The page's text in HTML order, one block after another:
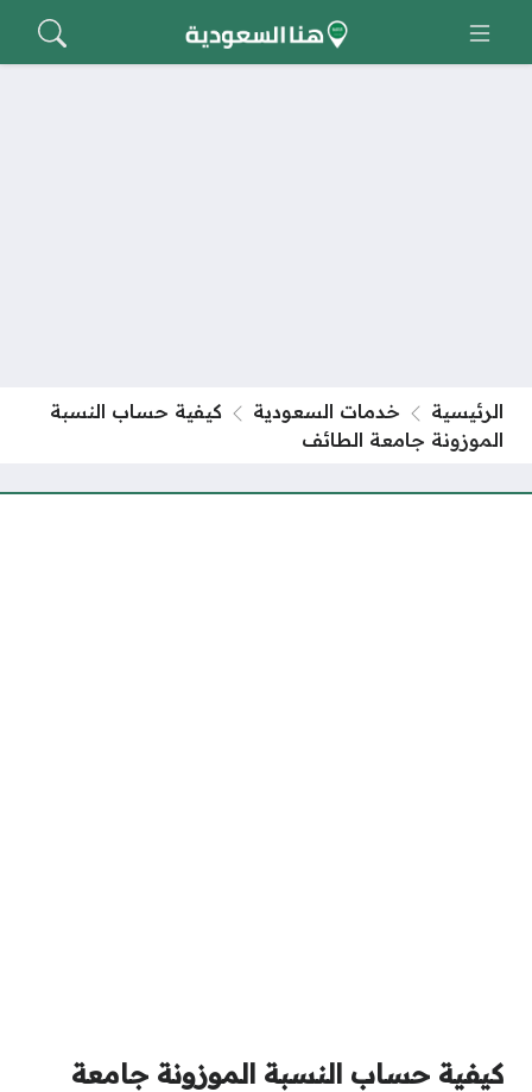
الرئيسية خدمات السعودية
كيفية حساب النسبة
الموزونة جامعة الطائف
كيفية حساب النسبة الموزونة جامعة